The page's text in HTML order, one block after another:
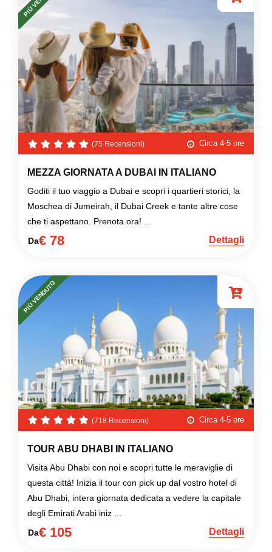
(75 Recensioni) Circa 4-5 ore
MEZZA GIORNATA A DUBAI IN ITALIANO
Goditi il tuo viaggio a Dubai e scopri i quartieri storici, la
Moschea di Jumeirah, il Dubai Creek e tante altre cose
che ti aspettano. Prenota ora! ...
Da€ 78 Dettagli
PIÙ VENDUTO
(718 Recensioni) Circa 4-5 ore
TOUR ABU DHABI IN ITALIANO
Visita Abu Dhabi con noi e scopri tutte le meraviglie di
questa città! Inizia il tour con pick up dal vostro hotel di
Abu Dhabi, intera giornata dedicata a vedere la capitale
degli Emirati Arabi iniz ...
Da€ 105 Dettagli